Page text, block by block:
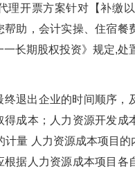
理开票方案针对【补缴
助，会计实操、住宿
长期股权投资》规定,
退出企业的时间顺序
成本；人力资源开发
计量 人力资源成本项目
据人力资源成本项目